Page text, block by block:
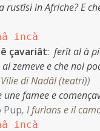
in Afriche? E
incà
çavariât: ferît al à
zemeve e che nol
Vilie di Nadâl (teatri))
une famee e
Pup, I furlans e il
incà